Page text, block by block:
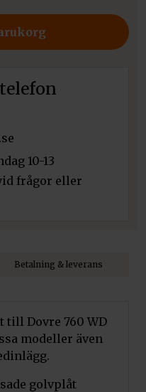
10-13
frågor eller
Betalning & leverans
till Dovre 760 WD
modeller även
golvplåt